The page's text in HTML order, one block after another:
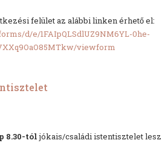
felület az alábbi linken érhető el:
d/e/1FAIpQLSdlUZ9NM6YL-0he-
viewform
8.30-tóljókais/családi istentisztelet lesz